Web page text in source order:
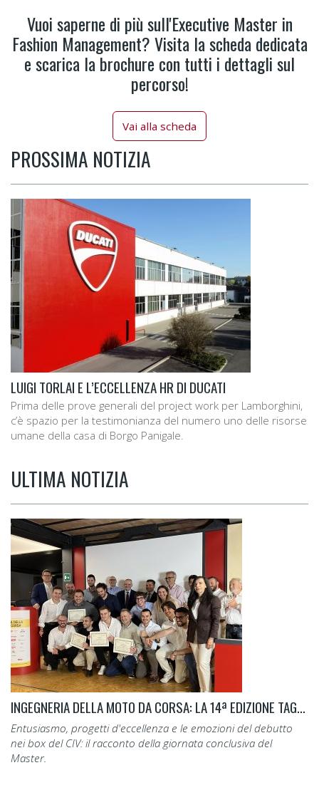
Vuoi saperne di più sull'Executive Master in
Fashion Management? Visita la scheda dedicata
e scarica la brochure con tutti i dettagli sul
percorso!
Vai alla scheda
PROSSIMA NOTIZIA
LUIGI TORLAI E L’ECCELLENZA HR DI DUCATI
Prima delle prove generali del project work per Lamborghini,
c’è spazio per la testimonianza del numero uno delle risorse
umane della casa di Borgo Panigale.
ULTIMA NOTIZIA
INGEGNERIA DELLA MOTO DA CORSA: LA 14ª EDIZIONE TAGLIA IL TRAGUARDO.
Entusiasmo, progetti d'eccellenza e le emozioni del debutto
nei box del CIV: il racconto della giornata conclusiva del
Master.